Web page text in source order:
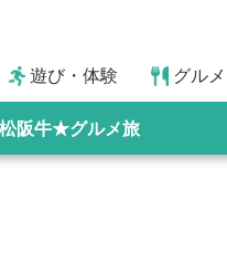
遊び・体験 グルメ
松阪牛★グルメ旅